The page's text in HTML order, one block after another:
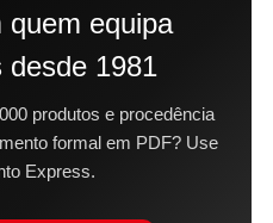
quem equipa
desde 1981
produtos e procedência
formal em PDF? Use
Express.